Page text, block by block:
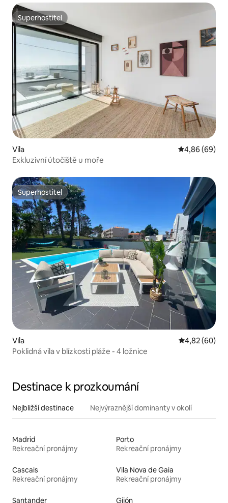
Superhostitel
Superhostitel
Vila Průměrné
4,86 (69)
Exkluzivní útočiště u moře
Superhostitel
Superhostitel
Vila Průměrné
4,82 (60)
Poklidná vila v blízkosti pláže - 4 ložnice
Destinace k prozkoumání
Nejbližší destinace Nejvýraznější dominanty v okolí
Madrid
Rekreační pronájmy
Porto
Rekreační pronájmy
Cascais
Rekreační pronájmy
Vila Nova de Gaia
Rekreační pronájmy
Santander
Gijón